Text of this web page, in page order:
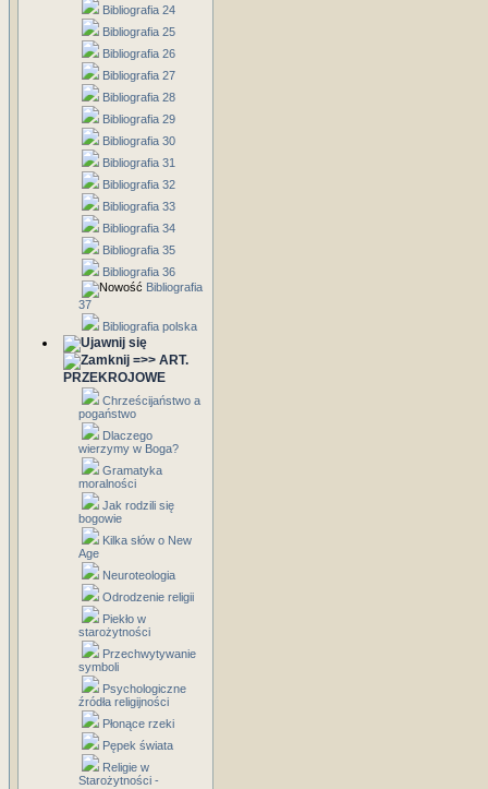
Bibliografia 24
Bibliografia 25
Bibliografia 26
Bibliografia 27
Bibliografia 28
Bibliografia 29
Bibliografia 30
Bibliografia 31
Bibliografia 32
Bibliografia 33
Bibliografia 34
Bibliografia 35
Bibliografia 36
Bibliografia
37
Bibliografia polska
=>> ART.
PRZEKROJOWE
Chrześcijaństwo a
pogaństwo
Dlaczego
wierzymy w Boga?
Gramatyka
moralności
Jak rodzili się
bogowie
Kilka słów o New
Age
Neuroteologia
Odrodzenie religii
Piekło w
starożytności
Przechwytywanie
symboli
Psychologiczne
źródła religijności
Płonące rzeki
Pępek świata
Religie w
Starożytności -